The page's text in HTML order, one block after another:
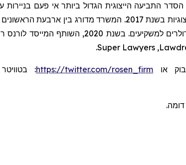
התביעה הייצוגית הגדול ביותר אי פעם
,
Super Lawyers
.
בטוויטר :https://twitter.com/rosen_firm או
דומה.